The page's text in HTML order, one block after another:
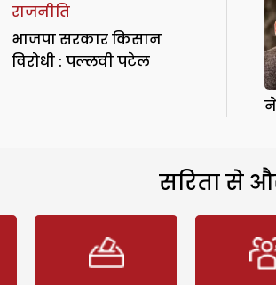
राजनीति
भाजपा सरकार किसान
विरोधी : पल्लवी पटेल
सरिता से